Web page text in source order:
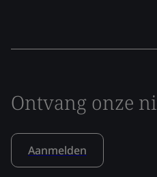
Ontvang onze
Aanmelden